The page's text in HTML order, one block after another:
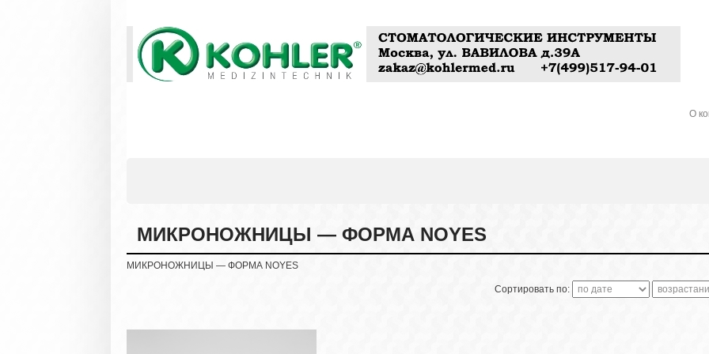
О
МИКРОНОЖНИЦЫ — ФОРМА NOYES
МИКРОНОЖНИЦЫ — ФОРМА NOYES
Сортировать по: